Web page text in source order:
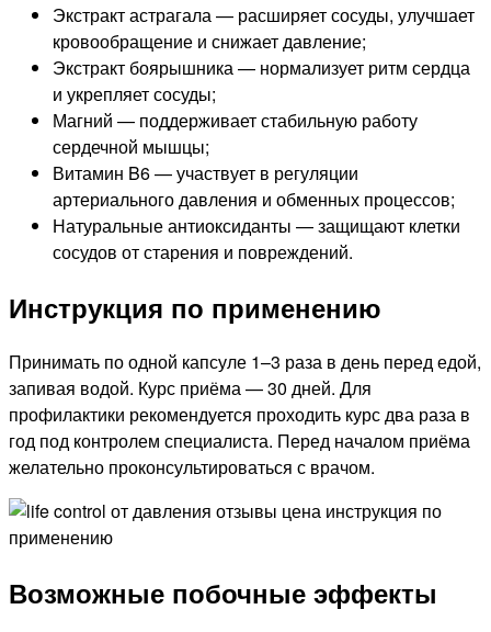
Экстракт астрагала — расширяет сосуды, улучшает
кровообращение и снижает давление;
Экстракт боярышника — нормализует ритм сердца
и укрепляет сосуды;
Магний — поддерживает стабильную работу
сердечной мышцы;
Витамин B6 — участвует в регуляции
артериального давления и обменных процессов;
Натуральные антиоксиданты — защищают клетки
сосудов от старения и повреждений.
Инструкция по применению
Принимать по одной капсуле 1–3 раза в день перед едой,
запивая водой. Курс приёма — 30 дней. Для
профилактики рекомендуется проходить курс два раза в
год под контролем специалиста. Перед началом приёма
желательно проконсультироваться с врачом.
Возможные побочные эффекты